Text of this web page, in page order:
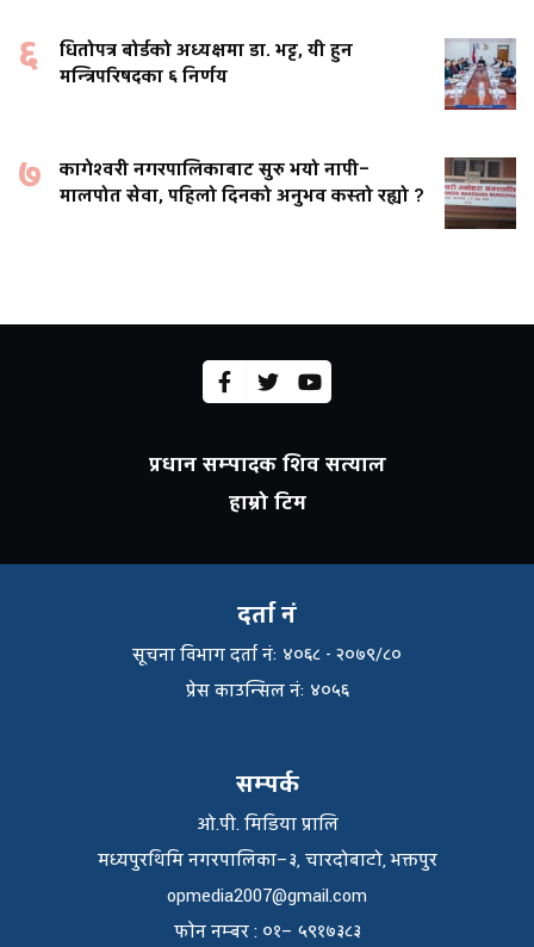
६
धितोपत्र बोर्डको अध्यक्षमा डा. भट्ट, यी हुन
मन्त्रिपरिषदका ६ निर्णय
७
कागेश्वरी नगरपालिकाबाट सुरु भयो नापी–
मालपोत सेवा, पहिलो दिनको अनुभव कस्तो रह्यो ?
प्रधान सम्पादक शिव सत्याल
हाम्रो टिम
दर्ता नं
सूचना विभाग दर्ता नंः ४०६८ - २०७९/८०
प्रेस काउन्सिल नंः ४०५६
सम्पर्क
ओ.पी. मिडिया प्रालि
मध्यपुरथिमि नगरपालिका–३, चारदोबाटो, भक्तपुर
opmedia2007@gmail.com
फाेन नम्बर : ०१– ५९१७३८३